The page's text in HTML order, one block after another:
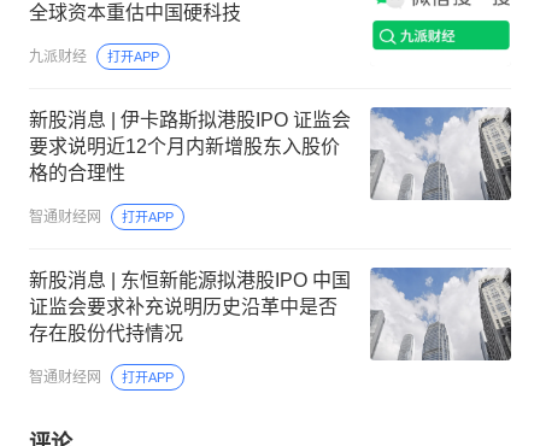
全球资本重估中国硬科技
九派财经 打开APP
新股消息 | 伊卡路斯拟港股IPO 证监会
要求说明近12个月内新增股东入股价
格的合理性
智通财经网 打开APP
新股消息 | 东恒新能源拟港股IPO 中国
证监会要求补充说明历史沿革中是否
存在股份代持情况
智通财经网 打开APP